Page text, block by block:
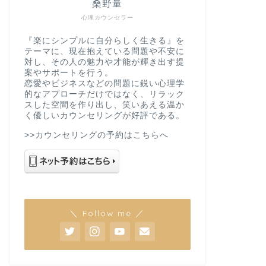
心理カウンセラー
桑野量
『楽にシンプルに自分らしく生きる』を
テーマに、現在抱えている問題や不安に
対し、その人の魅力や才能が輝き出す提
案やサポートを行う。
恋愛やビジネスなどの問題に鋭い心理学
的なアプローチだけではなく、リラック
スした空間を作り出し、笑いあえる温か
く優しいカウンセリングが好評である。
>>カウンセリングの予約はこちらへ
＼ Follow me ／